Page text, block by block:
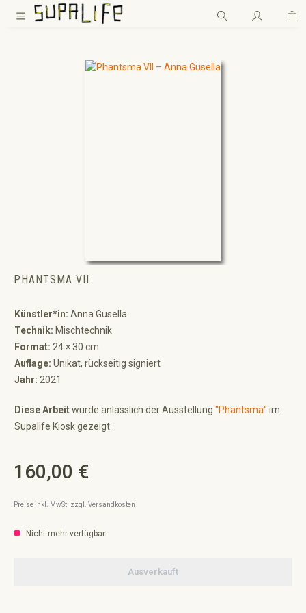
Zum Hauptinhalt springen
PHANTSMA VII
Künstler*in: Anna Gusella
Technik: Mischtechnik
Format: 24 × 30 cm
Auflage: Unikat, rückseitig signiert
Jahr: 2021
Diese Arbeitwurde anlässlich der Ausstellung "Phantsma" im
Supalife Kiosk gezeigt.
Regulärer Preis:
160,00 €
Preise inkl. MwSt. zzgl. Versandkosten
Nicht mehr verfügbar
Ausverkauft